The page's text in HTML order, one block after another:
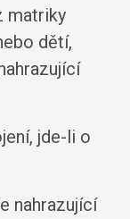
matriky
dětí,
jde-li o
nahrazující